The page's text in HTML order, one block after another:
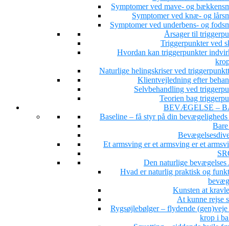
Symptomer ved mave- og
Symptomer ved knæ- og
Symptomer ved underbens- og
Årsager til
Triggerpunkter ved
Hvordan kan triggerpunkter
Naturlige helingskriser ved
Klientvejledning efter
Selvbehandling ved
Teorien bag
BEVÆGELSE –
Baseline – få styr på din bevægeligheds
Et armsving er et armsving er et
Den naturlige
Hvad er naturlig praktisk og
Kunsten at
At kunne rejse
Rygsøjlebølger – flydende
krop i